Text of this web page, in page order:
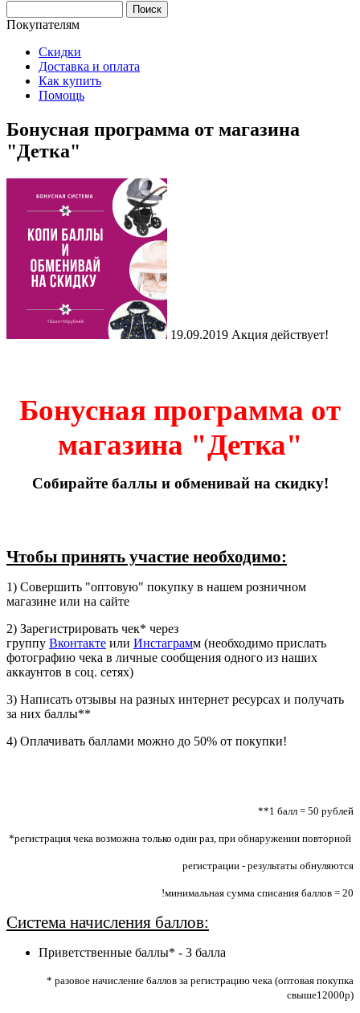
Покупателям
Скидки
Доставка и оплата
Как купить
Помощь
Бонусная программа от магазина
"Детка"
19.09.2019 Акция действует!
Бонусная программа от
магазина "Детка"
Собирайте баллы и обменивай на скидку!
Чтобы принять участие необходимо:
1) Совершить "оптовую" покупку в нашем розничном
магазине или на сайте
2) Зарегистрировать чек* через
группу Вконтакте или Инстаграмм (необходимо прислать
фотографию чека в личные сообщения одного из наших
аккаунтов в соц. сетях)
3) Написать отзывы на разных интернет ресурсах и получать
за них баллы**
4) Оплачивать баллами можно до 50% от покупки!
**1 балл = 50 рублей
*регистрация чека возможна только один раз, при обнаружении повторной
регистрации - результаты обнуляются
!минимальная сумма списания баллов = 20
Система начисления баллов:
Приветственные баллы* - 3 балла
* разовое начисление баллов за регистрацию чека (оптовая покупка
свыше12000р)